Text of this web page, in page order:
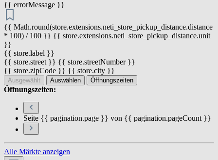
{{ errorMessage }}
{{ Math.round(store.extensions.neti_store_pickup_distance.distance
* 100) / 100 }} {{ store.extensions.neti_store_pickup_distance.unit
}}
{{ store.label }}
{{ store.street }} {{ store.streetNumber }}
{{ store.zipCode }} {{ store.city }}
Ausgewählt Auswählen Öffnungszeiten
Öffnungszeiten:
Seite {{ pagination.page }} von {{ pagination.pageCount }}
Alle Märkte anzeigen